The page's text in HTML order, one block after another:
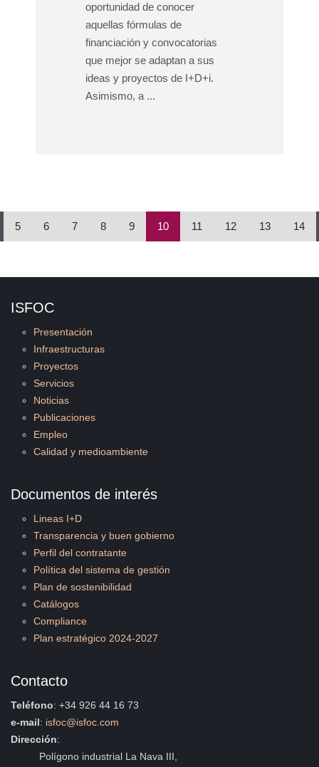
oportunidad de conocer
aquellas fórmulas de
financiación y convocatorias
que mejor se adaptan a sus
ideas y proyectos de I+D+i.
Asimismo, a ...
5 6 7 8 9 10 11 12 13 14
ISFOC
Presentación
Infraestructuras
Proyectos
Servicios
Noticias
Publicaciones
Empleo
Calidad y medioambiente
Documentos de interés
Lineas I+D
Transparencia y buen gobierno
Perfil del contratante
Política del sistema de gestión
Plan de sostenibilidad
Catálogos
Compliance
Plan estratégico 2024-2027
Contacto
Teléfono: +34 926 44 16 73
e-mail: isfoc@isfoc.com
Dirección:
Polígono industrial La Nava III,